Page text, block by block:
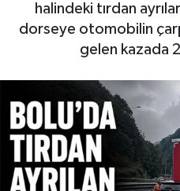
halindeki tırdan
dorseye otomobilin
gelen kazada